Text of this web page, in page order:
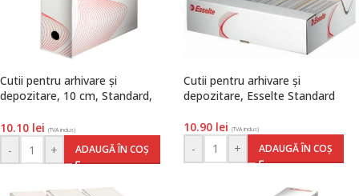
Cutii pentru arhivare și
depozitare, 10 cm, Standard,
10.10 lei (TVA inclus)
- + ADAUGĂ ÎN COȘ
Cutii pentru arhivare și
depozitare, Esselte Standard
10.90 lei (TVA inclus)
- + ADAUGĂ ÎN COȘ